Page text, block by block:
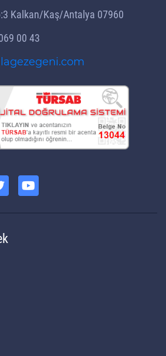
Kalkan/Kaş/Antalya 07960
00 43